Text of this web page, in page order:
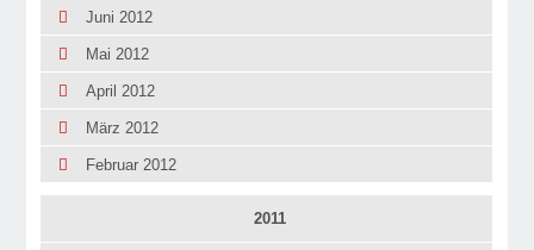
Juni 2012
Mai 2012
April 2012
März 2012
Februar 2012
2011